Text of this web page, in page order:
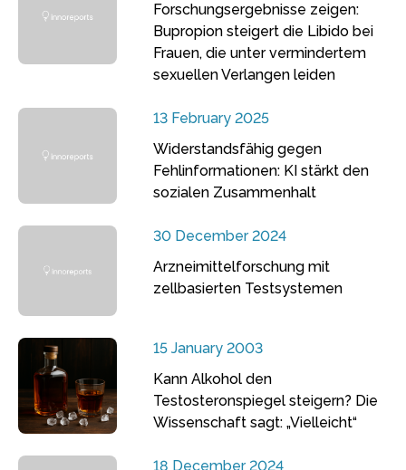
Forschungsergebnisse zeigen:
Bupropion steigert die Libido bei
Frauen, die unter vermindertem
sexuellen Verlangen leiden
13 February 2025
Widerstandsfähig gegen
Fehlinformationen: KI stärkt den
sozialen Zusammenhalt
30 December 2024
Arzneimittelforschung mit
zellbasierten Testsystemen
15 January 2003
Kann Alkohol den
Testosteronspiegel steigern? Die
Wissenschaft sagt: „Vielleicht“
18 December 2024